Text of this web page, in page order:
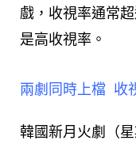
戲，收視率通常
是高收視率。
兩劇同時上檔 收
韓國新月火劇
（